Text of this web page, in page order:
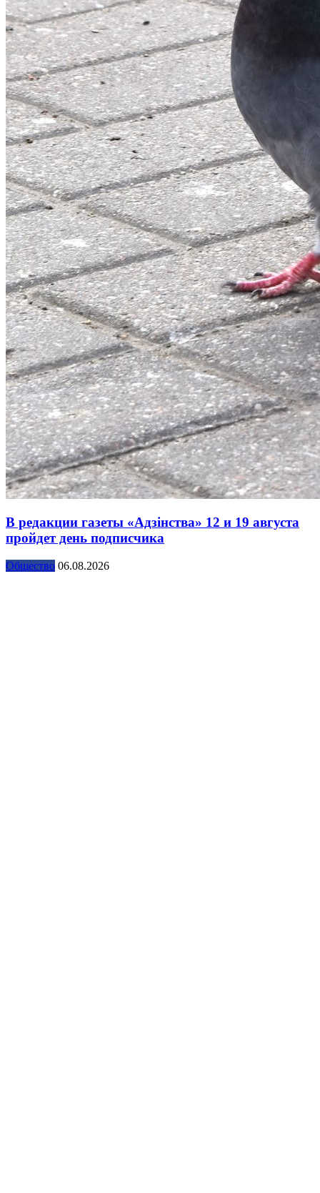
В редакции газеты «Адзінства» 12 и 19 августа
пройдет день подписчика
Общество 06.08.2026